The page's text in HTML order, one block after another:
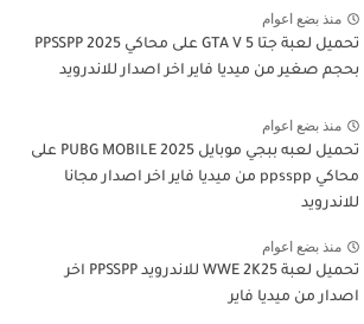
منذ بضع اعوام
تحميل لعبة جتا 5 GTA V على محاكي PPSSPP 2025
بحجم صغير من ميديا فاير اخر اصدار للاندرويد
منذ بضع اعوام
تحميل لعبه ببجي موبايل PUBG MOBILE 2025 على
محاكي ppsspp من ميديا فاير اخر اصدار مجانا
للاندرويد
منذ بضع اعوام
تحميل لعبة WWE 2K25 للاندرويد PPSSPP اخر
اصدار من ميديا فاير